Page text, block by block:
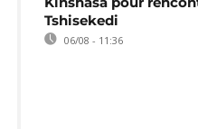
Tshisekedi
06/08 - 11:36